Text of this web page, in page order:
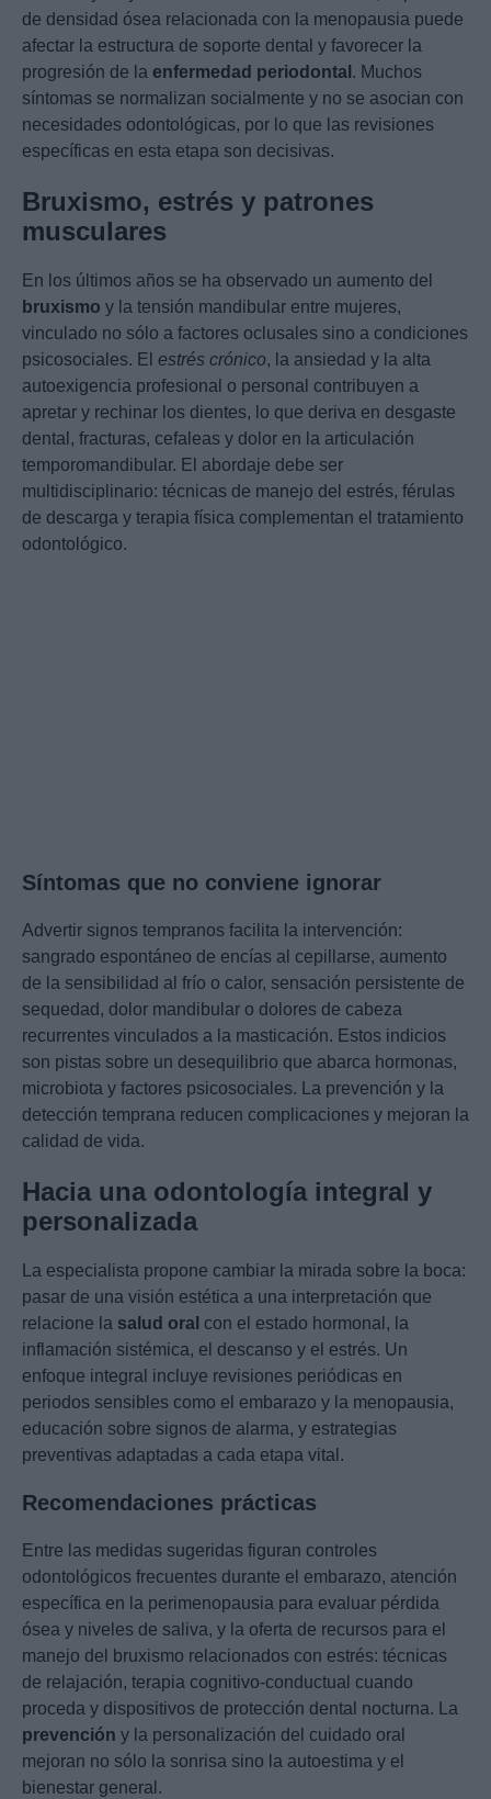
de densidad ósea relacionada con la menopausia puede
afectar la estructura de soporte dental y favorecer la
progresión de la enfermedad periodontal . Muchos
síntomas se normalizan socialmente y no se asocian con
necesidades odontológicas, por lo que las revisiones
específicas en esta etapa son decisivas.
Bruxismo, estrés y patrones
musculares
En los últimos años se ha observado un aumento del
bruxismo y la tensión mandibular entre mujeres,
vinculado no sólo a factores oclusales sino a condiciones
psicosociales. El estrés crónico, la ansiedad y la alta
autoexigencia profesional o personal contribuyen a
apretar y rechinar los dientes, lo que deriva en desgaste
dental, fracturas, cefaleas y dolor en la articulación
temporomandibular. El abordaje debe ser
multidisciplinario: técnicas de manejo del estrés, férulas
de descarga y terapia física complementan el tratamiento
odontológico.
Síntomas que no conviene ignorar
Advertir signos tempranos facilita la intervención:
sangrado espontáneo de encías al cepillarse, aumento
de la sensibilidad al frío o calor, sensación persistente de
sequedad, dolor mandibular o dolores de cabeza
recurrentes vinculados a la masticación. Estos indicios
son pistas sobre un desequilibrio que abarca hormonas,
microbiota y factores psicosociales. La prevención y la
detección temprana reducen complicaciones y mejoran la
calidad de vida.
Hacia una odontología integral y
personalizada
La especialista propone cambiar la mirada sobre la boca:
pasar de una visión estética a una interpretación que
relacione la salud oral con el estado hormonal, la
inflamación sistémica, el descanso y el estrés. Un
enfoque integral incluye revisiones periódicas en
periodos sensibles como el embarazo y la menopausia,
educación sobre signos de alarma, y estrategias
preventivas adaptadas a cada etapa vital.
Recomendaciones prácticas
Entre las medidas sugeridas figuran controles
odontológicos frecuentes durante el embarazo, atención
específica en la perimenopausia para evaluar pérdida
ósea y niveles de saliva, y la oferta de recursos para el
manejo del bruxismo relacionados con estrés: técnicas
de relajación, terapia cognitivo-conductual cuando
proceda y dispositivos de protección dental nocturna. La
prevención y la personalización del cuidado oral
mejoran no sólo la sonrisa sino la autoestima y el
bienestar general.